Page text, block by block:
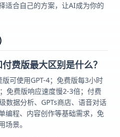
适合自己的方案，让AI成为你的
费版最大区别是什么？
可使用GPT-4；免费版每3小时
免费版响应速度慢2-3倍；付费
数据分析、GPTs商店、语音对话
编程、内容创作等基础需求，免
景。